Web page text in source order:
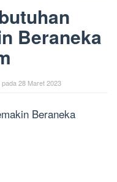
Beraneka
28 Maret 2023
Beraneka